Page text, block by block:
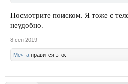
Посмотрите поиском. Я тоже с
неудобно.
8 сен 2019
Мечта нравится это.